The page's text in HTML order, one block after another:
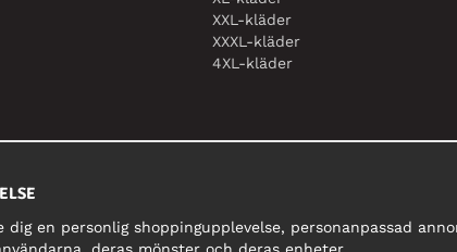
XXL-kläder
XXXL-kläder
4XL-kläder
dig en personlig shoppingupplevelse, personanpassad